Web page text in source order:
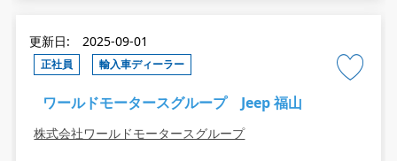
更新日: 2025-09-01
正社員 輸入車ディーラー
ワールドモータースグループ Jeep 福山
株式会社ワールドモータースグループ